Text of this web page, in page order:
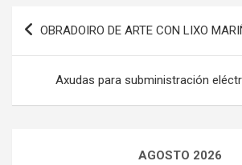
Navegación
entradas
OBRADOIRO DE ARTE CON LIXO
Axudas para subministración
AGOSTO 2026